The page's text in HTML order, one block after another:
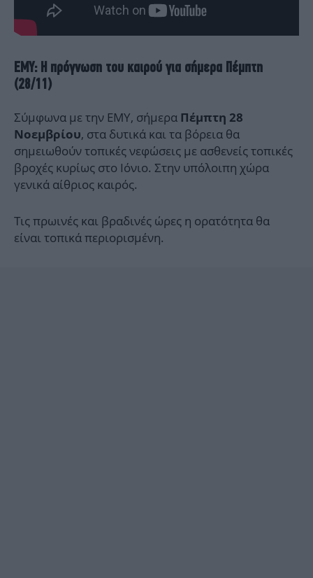
ΕΜΥ: Η πρόγνωση του καιρού για σήμερα Πέμπτη
(28/11)
Σύμφωνα με την ΕΜΥ, σήμερα Πέμπτη 28
Νοεμβρίου, στα δυτικά και τα βόρεια θα
σημειωθούν τοπικές νεφώσεις με ασθενείς τοπικές
βροχές κυρίως στο Ιόνιο. Στην υπόλοιπη χώρα
γενικά αίθριος καιρός.
Τις πρωινές και βραδινές ώρες η ορατότητα θα
είναι τοπικά περιορισμένη.